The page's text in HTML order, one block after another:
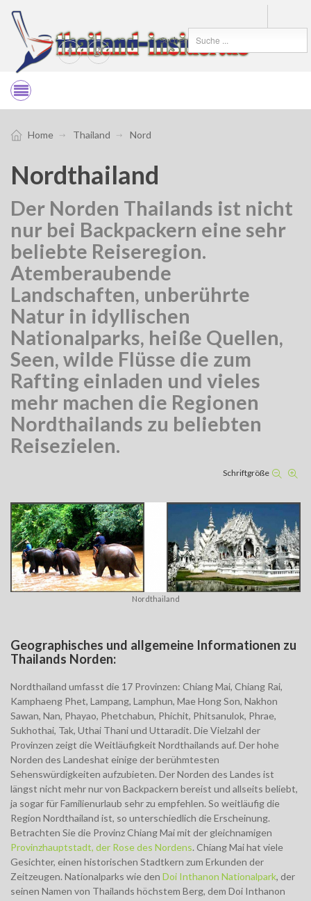
Suchen
Home Thailand Nord
Nordthailand
Der Norden Thailands ist nicht
nur bei Backpackern eine sehr
beliebte Reiseregion.
Atemberaubende
Landschaften, unberührte
Natur in idyllischen
Nationalparks, heiße Quellen,
Seen, wilde Flüsse die zum
Rafting einladen und vieles
mehr machen die Regionen
Nordthailands zu beliebten
Reisezielen.
Schriftgröße
Nordthailand
Geographisches und allgemeine Informationen zu
Thailands Norden:
Nordthailand umfasst die 17 Provinzen: Chiang Mai, Chiang Rai,
Kamphaeng Phet, Lampang, Lamphun, Mae Hong Son, Nakhon
Sawan, Nan, Phayao, Phetchabun, Phichit, Phitsanulok, Phrae,
Sukhothai, Tak, Uthai Thani und Uttaradit. Die Vielzahl der
Provinzen zeigt die Weitläufigkeit Nordthailands auf. Der hohe
Norden des Landeshat einige der berühmtesten
Sehenswürdigkeiten aufzubieten. Der Norden des Landes ist
längst nicht mehr nur von Backpackern bereist und allseits beliebt,
ja sogar für Familienurlaub sehr zu empfehlen. So weitläufig die
Region Nordthailand ist, so unterschiedlich die Erscheinung.
Betrachten Sie die Provinz Chiang Mai mit der gleichnamigen
Provinzhauptstadt, der Rose des Nordens. Chiang Mai hat viele
Gesichter, einen historischen Stadtkern zum Erkunden der
Zeitzeugen. Nationalparks wie den Doi Inthanon Nationalpark, der
seinen Namen von Thailands höchstem Berg, dem Doi Inthanon